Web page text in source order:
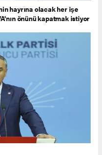
hayrına olacak her işe
önünü kapatmak istiyor